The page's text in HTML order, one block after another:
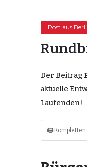
Post aus
Der Beitrag
aktuelle
Laufenden!
🖨Kompletten